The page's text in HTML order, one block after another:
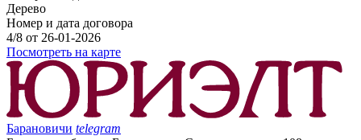
Дерево
Номер и дата договора
4/8 от 26-01-2026
Посмотреть на карте
Барановичи telegram